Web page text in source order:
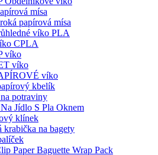
mísa
papírová mísa
víko PLA
CPLA
víko
víko
víko
kbelík
potraviny
Jídlo S Pla Oknem
klínek
krabička na bagety
Paper Baguette Wrap Pack